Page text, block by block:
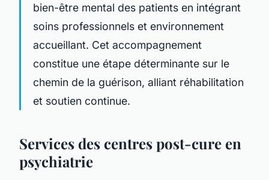
bien-être mental des patients en intégrant
soins professionnels et environnement
accueillant. Cet accompagnement
constitue une étape déterminante sur le
chemin de la guérison, alliant réhabilitation
et soutien continue.
Services des centres post-cure en
psychiatrie